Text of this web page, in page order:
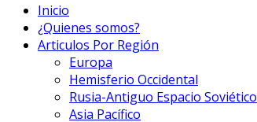
Inicio
¿Quienes somos?
Articulos Por Región
Europa
Hemisferio Occidental
Rusia-Antiguo Espacio Soviético
Asia Pacífico